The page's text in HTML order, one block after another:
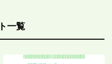
一覧